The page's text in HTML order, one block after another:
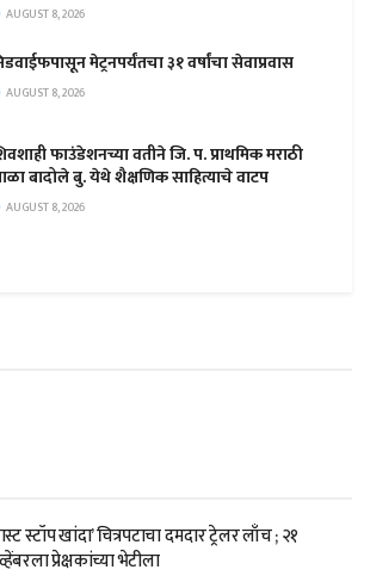
AUGUST 8, 2026
मेट्रनपर्यंतचा ३१ वर्षांचा सेवाप्रवास
AUGUST 8, 2026
फाउंडेशनच्या वतीने जि. प. प्राथमिक मराठी
बादोले बु. येथे शैक्षणिक साहित्याचे वाटप
AUGUST 8, 2026
स्टॉप खांदा’ चित्रपटाचा दमदार ट्रेलर लाँच ; २१
प्रेक्षकांच्या भेटीला